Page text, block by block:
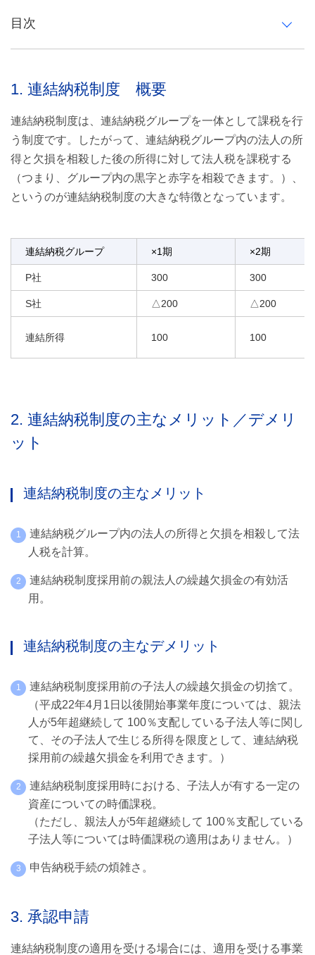
目次
2. 連結納税制度の主なメリット／デメリット
連結納税制度の主なメリット
連結納税制度の主なデメリット
3. 承認申請
5. 地方税
1. 連結納税制度 概要
連結納税制度は、連結納税グループを一体として課税を行
う制度です。したがって、連結納税グループ内の法人の所
得と欠損を相殺した後の所得に対して法人税を課税する
（つまり、グループ内の黒字と赤字を相殺できます。）、
というのが連結納税制度の大きな特徴となっています。
連結納税グループ ×1期 ×2期
P社 300 300
S社 △200 △200
連結所得 100 100
2. 連結納税制度の主なメリット／デメリ
ット
連結納税制度の主なメリット
連結納税グループ内の法人の所得と欠損を相殺して法
人税を計算。
連結納税制度採用前の親法人の繰越欠損金の有効活
用。
連結納税制度の主なデメリット
連結納税制度採用前の子法人の繰越欠損金の切捨て。
（平成22年4月1日以後開始事業年度については、親法
人が5年超継続して 100％支配している子法人等に関し
て、その子法人で生じる所得を限度として、連結納税
採用前の繰越欠損金を利用できます。）
連結納税制度採用時における、子法人が有する一定の
資産についての時価課税。
（ただし、親法人が5年超継続して 100％支配している
子法人等については時価課税の適用はありません。）
申告納税手続の煩雑さ。
3. 承認申請
連結納税制度の適用を受ける場合には、適用を受ける事業